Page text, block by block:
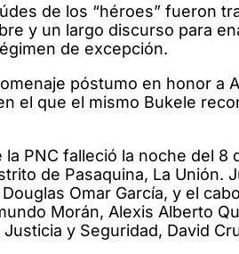
de los “héroes” fueron
y un largo discurso para
de excepción.
póstumo en honor a
el que el mismo Bukele
la PNC falleció la noche del
de Pasaquina, La Unión.
Omar García, y el
Morán, Alexis Alberto
y Seguridad, David